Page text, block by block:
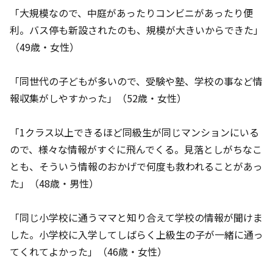
「大規模なので、中庭があったりコンビニがあったり便
利。バス停も新設されたのも、規模が大きいからできた」
（49歳・女性）
「同世代の子どもが多いので、受験や塾、学校の事など情
報収集がしやすかった」（52歳・女性）
「1クラス以上できるほど同級生が同じマンションにいる
ので、様々な情報がすぐに飛んでくる。見落としがちなこ
とも、そういう情報のおかげで何度も救われることがあっ
た」（48歳・男性）
「同じ小学校に通うママと知り合えて学校の情報が聞けま
した。小学校に入学してしばらく上級生の子が一緒に通っ
てくれてよかった」（46歳・女性）